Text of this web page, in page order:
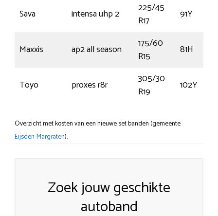
Sava intensa uhp 2
225/45
R17
91Y
Maxxis ap2 all season
175/60
R15
81H
Toyo proxes r8r
305/30
R19
102Y
Overzicht met kosten van een nieuwe set banden (gemeente
Eijsden-Margraten).
Zoek jouw geschikte
autoband